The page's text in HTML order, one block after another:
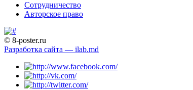
Сотрудничество
Авторское право
© 8-poster.ru
Разработка сайта — ilab.md